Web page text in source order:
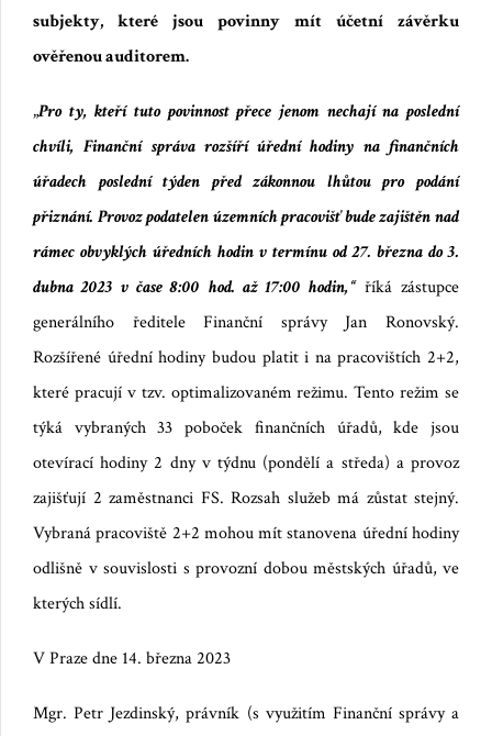
subjekty, které jsou povinny mít účetní závěrku
ověřenou auditorem.
„Pro ty, kteří tuto povinnost přece jenom nechají na poslední
chvíli, Finanční správa rozšíří úřední hodiny na finančních
úřadech poslední týden před zákonnou lhůtou pro podání
přiznání. Provoz podatelen územních pracovišť bude zajištěn nad
rámec obvyklých úředních hodin v termínu od 27. března do 3.
dubna 2023 v čase 8:00 hod. až 17:00 hodin,“ říká zástupce
generálního ředitele Finanční správy Jan Ronovský.
Rozšířené úřední hodiny budou platit i na pracovištích 2+2,
které pracují v tzv. optimalizovaném režimu. Tento režim se
týká vybraných33 poboček finančních úřadů, kde jsou
otevírací hodiny 2 dny v týdnu (pondělí a středa) a provoz
zajišťují 2 zaměstnanci FS. Rozsah služeb má zůstat stejný.
Vybraná pracoviště 2+2 mohou mít stanovena úřední hodiny
odlišně v souvislosti s provozní dobou městských úřadů, ve
kterých sídlí.
V Praze dne 14. března 2023
Mgr. Petr Jezdinský, právník (s využitím Finanční správy a